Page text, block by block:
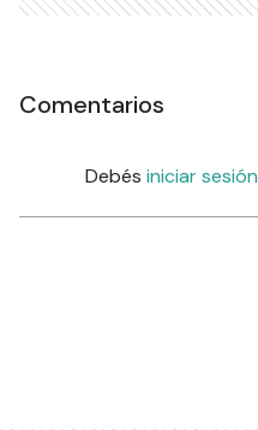
Comentarios
Debés iniciar sesión